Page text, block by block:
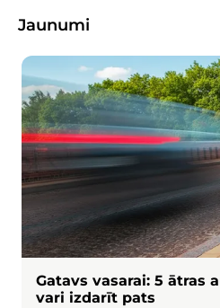
Jaunumi
Attēls
Gatavs vasarai: 5 ātras
vari izdarīt pats